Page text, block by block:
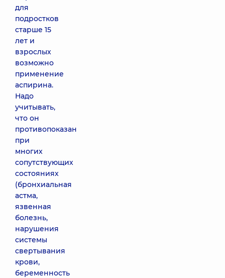
для
подростков
старше 15
лет и
взрослых
возможно
применение
аспирина.
Надо
учитывать,
что он
противопоказан
при
многих
сопутствующих
состояниях
(бронхиальная
астма,
язвенная
болезнь,
нарушения
системы
свертывания
крови,
беременность